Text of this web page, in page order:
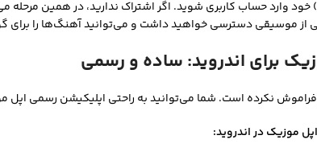
از موسیقی دسترسی خواهید داشت و می‌توانید آهنگ‌ها را برای
برای اندروید: ساده و رسمی
را فراموش نکرده است. شما می‌توانید به راحتی اپلیکیشن رسمی
موزیک در اندروید: